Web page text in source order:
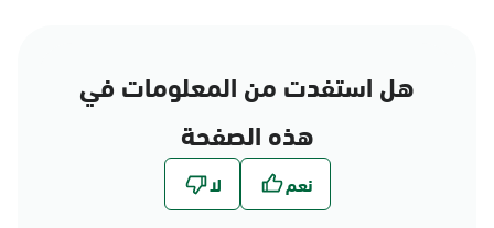
هل استفدت من المعلومات في
هذه الصفحة